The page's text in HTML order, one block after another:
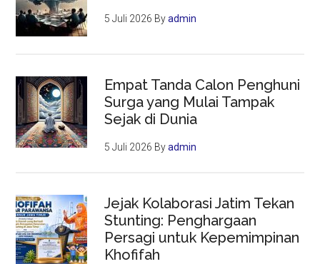
5 Juli 2026 Byadmin
Empat Tanda Calon Penghuni
Surga yang Mulai Tampak
Sejak di Dunia
5 Juli 2026 Byadmin
Jejak Kolaborasi Jatim Tekan
Stunting: Penghargaan
Persagi untuk Kepemimpinan
Khofifah